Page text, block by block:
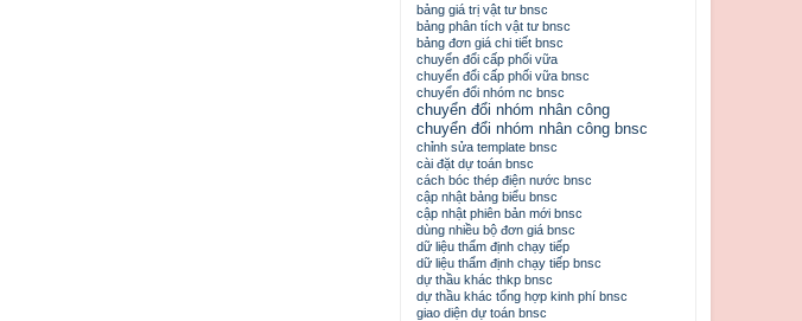
bảng giá trị vật tư bnsc
bảng phân tích vật tư bnsc
bảng đơn giá chi tiết bnsc
chuyển đổi cấp phối vữa
chuyển đổi cấp phối vữa bnsc
chuyển đổi nhóm nc bnsc
chuyển đổi nhóm nhân công
chuyển đổi nhóm nhân công bnsc
chỉnh sửa template bnsc
cài đặt dự toán bnsc
cách bóc thép điện nước bnsc
cập nhật bảng biểu bnsc
cập nhật phiên bản mới bnsc
dùng nhiều bộ đơn giá bnsc
dữ liệu thẩm định chạy tiếp
dữ liệu thẩm định chạy tiếp bnsc
dự thầu khác thkp bnsc
dự thầu khác tổng hợp kinh phí bnsc
giao diện dự toán bnsc